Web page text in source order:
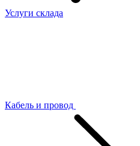
Услуги склада
Кабель и провод